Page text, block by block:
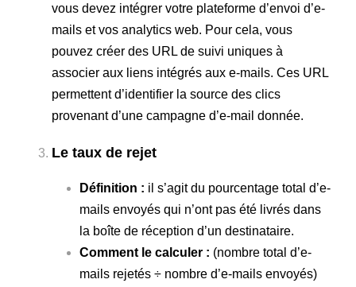
vous devez intégrer votre plateforme d’envoi d’e-
mails et vos analytics web. Pour cela, vous
pouvez créer des URL de suivi uniques à
associer aux liens intégrés aux e-mails. Ces URL
permettent d’identifier la source des clics
provenant d’une campagne d’e-mail donnée.
Le taux de rejet
Définition : il s’agit du pourcentage total d’e-
mails envoyés qui n’ont pas été livrés dans
la boîte de réception d’un destinataire.
Comment le calculer : (nombre total d’e-
mails rejetés ÷ nombre d’e-mails envoyés)